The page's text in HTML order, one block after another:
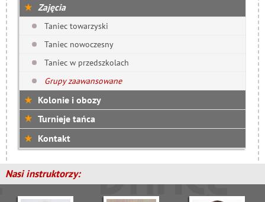
Zajęcia
Taniec towarzyski
Taniec nowoczesny
Taniec w przedszkolach
Grupy zaawansowane
Kolonie i obozy
Turnieje tańca
Kontakt
Nasi instruktorzy: